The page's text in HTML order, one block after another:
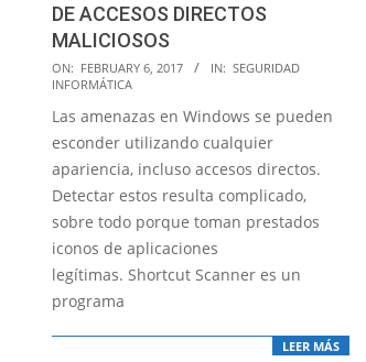
DE ACCESOS DIRECTOS
MALICIOSOS
2017-
02-
06
ON: FEBRUARY 6, 2017 IN: SEGURIDAD
INFORMÁTICA
Las amenazas en Windows se pueden
esconder utilizando cualquier
apariencia, incluso accesos directos.
Detectar estos resulta complicado,
sobre todo porque toman prestados
iconos de aplicaciones
legítimas. Shortcut Scanner es un
programa
LEER MÁS